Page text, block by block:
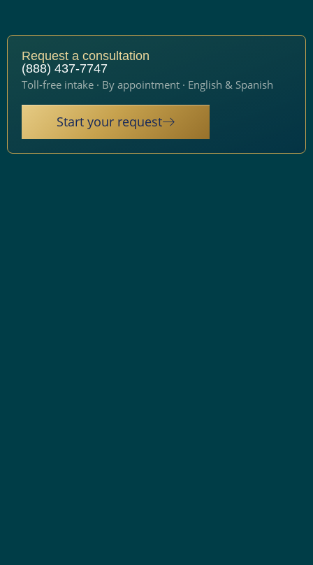
Request a consultation
(888) 437-7747
Toll-free intake · By appointment · English & Spanish
Start your request